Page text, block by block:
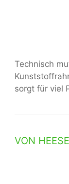
Technisch
sorgt für viel
VON